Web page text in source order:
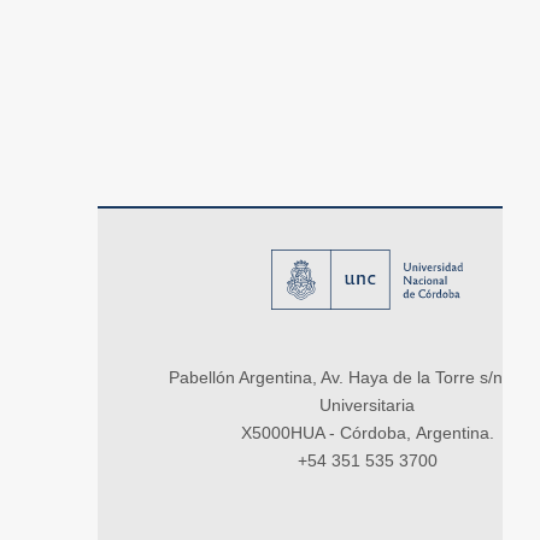
Pabellón Argentina, Av. Haya de la Torre s/n,
Universitaria
X5000HUA - Córdoba, Argentina.
+54 351 535 3700